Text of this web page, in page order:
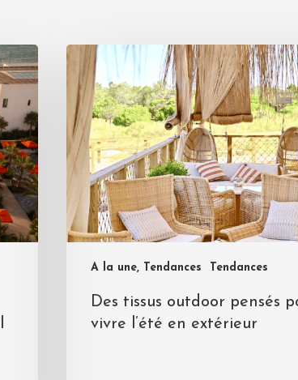
A la une, Tendances Tendances
Des tissus outdoor pensés
vivre l’été en extérieur